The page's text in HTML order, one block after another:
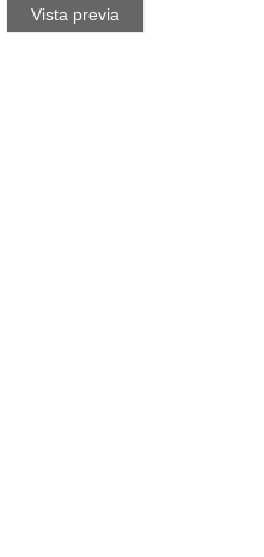
Vista previa